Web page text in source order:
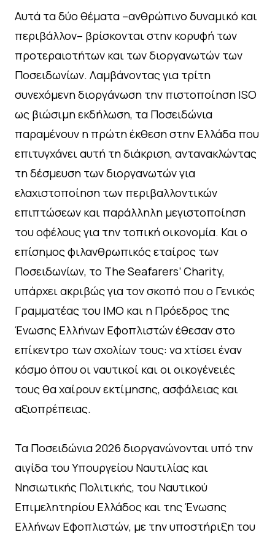
Αυτά τα δύο θέματα –ανθρώπινο δυναμικό και
περιβάλλον– βρίσκονται στην κορυφή των
προτεραιοτήτων και των διοργανωτών των
Ποσειδωνίων. Λαμβάνοντας για τρίτη
συνεχόμενη διοργάνωση την πιστοποίηση ISO
ως βιώσιμη εκδήλωση, τα Ποσειδώνια
παραμένουν η πρώτη έκθεση στην Ελλάδα που
επιτυγχάνει αυτή τη διάκριση, αντανακλώντας
τη δέσμευση των διοργανωτών για
ελαχιστοποίηση των περιβαλλοντικών
επιπτώσεων και παράλληλη μεγιστοποίηση
του οφέλους για την τοπική οικονομία. Και ο
επίσημος φιλανθρωπικός εταίρος των
Ποσειδωνίων, το The Seafarers’ Charity,
υπάρχει ακριβώς για τον σκοπό που ο Γενικός
Γραμματέας του ΙΜΟ και η Πρόεδρος της
Ένωσης Ελλήνων Εφοπλιστών έθεσαν στο
επίκεντρο των σχολίων τους: να χτίσει έναν
κόσμο όπου οι ναυτικοί και οι οικογένειές
τους θα χαίρουν εκτίμησης, ασφάλειας και
αξιοπρέπειας.
Τα Ποσειδώνια 2026 διοργανώνονται υπό την
αιγίδα του Υπουργείου Ναυτιλίας και
Νησιωτικής Πολιτικής, του Ναυτικού
Επιμελητηρίου Ελλάδος και της Ένωσης
Ελλήνων Εφοπλιστών, με την υποστήριξη του